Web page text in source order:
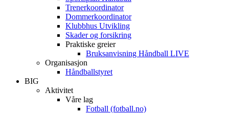
Trenerkoordinator
Dommerkoordinator
Klubbhus Utvikling
Skader og forsikring
Praktiske greier
Bruksanvisning Håndball LIVE
Organisasjon
Håndballstyret
BIG
Aktivitet
Våre lag
Fotball (fotball.no)